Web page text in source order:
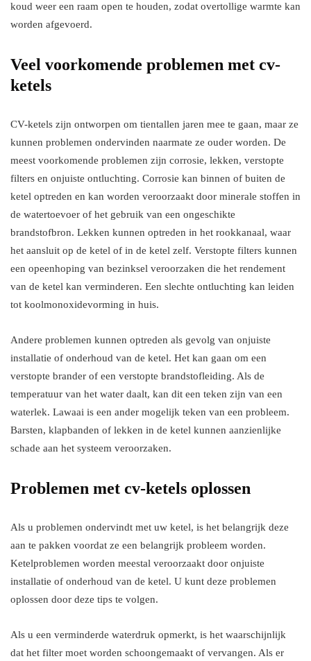
koud weer een raam open te houden, zodat overtollige warmte kan
worden afgevoerd.
Veel voorkomende problemen met cv-
ketels
CV-ketels zijn ontworpen om tientallen jaren mee te gaan, maar ze
kunnen problemen ondervinden naarmate ze ouder worden. De
meest voorkomende problemen zijn corrosie, lekken, verstopte
filters en onjuiste ontluchting. Corrosie kan binnen of buiten de
ketel optreden en kan worden veroorzaakt door minerale stoffen in
de watertoevoer of het gebruik van een ongeschikte
brandstofbron. Lekken kunnen optreden in het rookkanaal, waar
het aansluit op de ketel of in de ketel zelf. Verstopte filters kunnen
een opeenhoping van bezinksel veroorzaken die het rendement
van de ketel kan verminderen. Een slechte ontluchting kan leiden
tot koolmonoxidevorming in huis.
Andere problemen kunnen optreden als gevolg van onjuiste
installatie of onderhoud van de ketel. Het kan gaan om een
verstopte brander of een verstopte brandstofleiding. Als de
temperatuur van het water daalt, kan dit een teken zijn van een
waterlek. Lawaai is een ander mogelijk teken van een probleem.
Barsten, klapbanden of lekken in de ketel kunnen aanzienlijke
schade aan het systeem veroorzaken.
Problemen met cv-ketels oplossen
Als u problemen ondervindt met uw ketel, is het belangrijk deze
aan te pakken voordat ze een belangrijk probleem worden.
Ketelproblemen worden meestal veroorzaakt door onjuiste
installatie of onderhoud van de ketel. U kunt deze problemen
oplossen door deze tips te volgen.
Als u een verminderde waterdruk opmerkt, is het waarschijnlijk
dat het filter moet worden schoongemaakt of vervangen. Als er